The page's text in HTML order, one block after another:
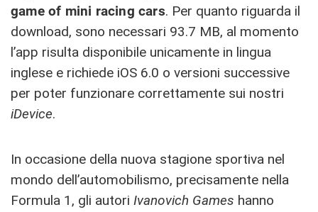
game of mini racing cars. Per quanto riguarda il
download, sono necessari 93.7 MB, al momento
l’app risulta disponibile unicamente in lingua
inglese e richiede iOS 6.0 o versioni successive
per poter funzionare correttamente sui nostri
iDevice.
In occasione della nuova stagione sportiva nel
mondo dell’automobilismo, precisamente nella
Formula 1, gli autori Ivanovich Games hanno